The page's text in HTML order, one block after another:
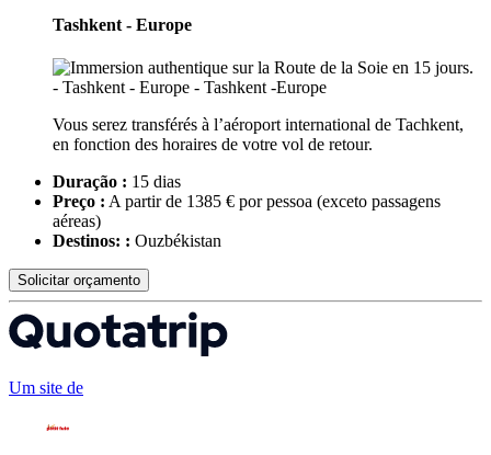
Tashkent - Europe
Vous serez transférés à l’aéroport international de Tachkent,
en fonction des horaires de votre vol de retour.
Duração : 15 dias
Preço : A partir de 1385 € por pessoa (exceto passagens
aéreas)
Destinos: : Ouzbékistan
Solicitar orçamento
Um site de